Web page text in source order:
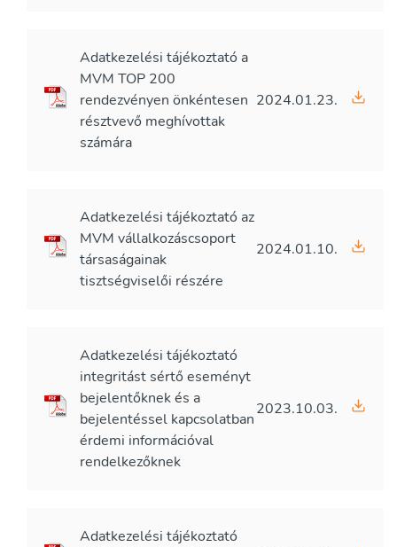
Adatkezelési tájékoztató a
MVM TOP 200
rendezvényen önkéntesen
résztvevő meghívottak
számára
2024.01.23.
Adatkezelési tájékoztató az
MVM vállalkozáscsoport
társaságainak
tisztségviselői részére
2024.01.10.
Adatkezelési tájékoztató
integritást sértő eseményt
bejelentőknek és a
bejelentéssel kapcsolatban
érdemi információval
rendelkezőknek
2023.10.03.
Adatkezelési tájékoztató